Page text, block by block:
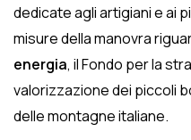
dedicate agli artigiani e ai
misure della manovra
energia, il Fondo per la
valorizzazione dei piccoli
delle montagne italiane.